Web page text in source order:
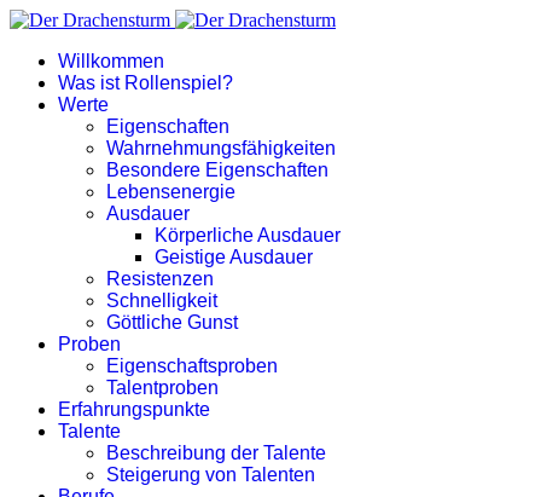
Willkommen
Was ist Rollenspiel?
Werte
Eigenschaften
Wahrnehmungsfähigkeiten
Besondere Eigenschaften
Lebensenergie
Ausdauer
Körperliche Ausdauer
Geistige Ausdauer
Resistenzen
Schnelligkeit
Göttliche Gunst
Proben
Eigenschaftsproben
Talentproben
Erfahrungspunkte
Talente
Beschreibung der Talente
Steigerung von Talenten